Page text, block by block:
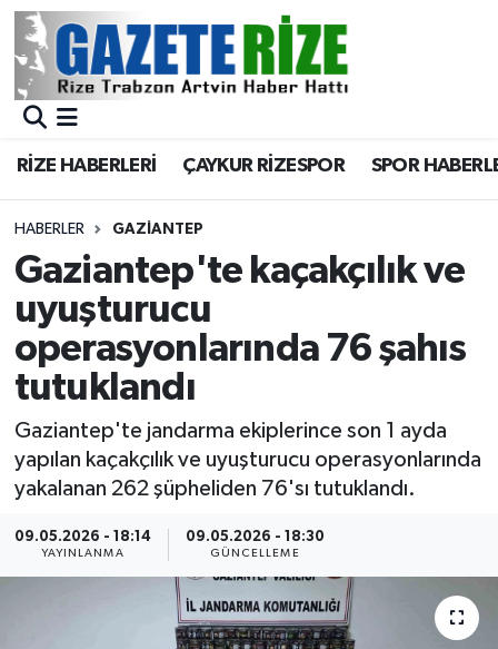
RİZE HABERLERİ ÇAYKUR RİZESPOR SPOR
HABERLER GAZIANTEP
Gaziantep'te kaçakçılık ve
uyuşturucu
operasyonlarında 76 şahıs
tutuklandı
Gaziantep'te jandarma ekiplerince son 1 ayda
yapılan kaçakçılık ve uyuşturucu operasyonlarında
yakalanan 262 şüpheliden 76'sı tutuklandı.
09.05.2026 - 18:14
YAYINLANMA
09.05.2026 - 18:30
GÜNCELLEME
BÖLGEMİZ
Asayiş
Rize Jandarma Komutanlığı
Bilim Teknoloji
Bölge
Advertising news
Canlı Maç
ÇEVRE
Merkez Nöbetçi Eczaneler
Merkez Trafik Yoğunluk Haritası
Süper Lig Puan Durumu ve Fikstür
Tüm Manşetler
Son Dakika Haberleri
Haber Arşivi